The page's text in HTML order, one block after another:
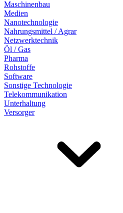
Maschinenbau
Medien
Nanotechnologie
Nahrungsmittel / Agrar
Netzwerktechnik
Öl / Gas
Pharma
Rohstoffe
Software
Sonstige Technologie
Telekommunikation
Unterhaltung
Versorger